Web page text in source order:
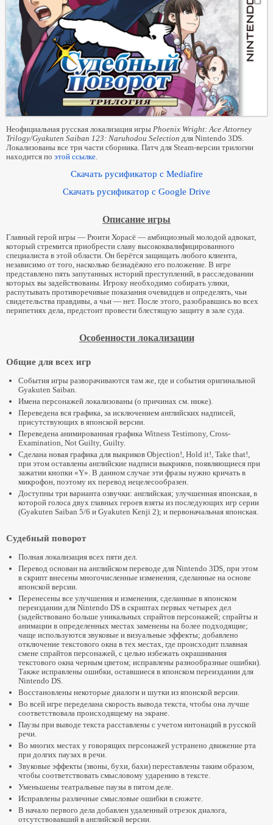
Ace Attorney 3
Проект перевода «Судебный поворот 3/Гякутэн Сайбан 3»
Локализация «Судебный поворот 3» (NDS)
Перевод «Гякутэн Сайбан 3» (NDS)
Прохождение «Судебный поворот 3/Гякутэн Сайбан 3»
Unused content in PW:AA — T&T
Ace Attorney 4
Проект перевода «Судебный поворот 4/Гякутэн Сайбан 4»
Локализация «Судебный поворот 4» (NDS)
Перевод «Гякутэн Сайбан 4» (NDS)
Локализация «Судебный поворот 4» (3DS)
Локализация «Судебный поворот 4» (Android)
Перевод «Гякутэн Сайбан 4» (Android)
Прохождение «Судебный поворот 4/Гякутэн Сайбан 4»
Ace Attorney Trilogy
«Судебный поворот: Трилогия/Гякутэн Сайбан 123» (Steam)
«Судебный поворот: Трилогия/Гякутэн Сайбан 123» (Switch)
Локализация «Судебный поворот: Трилогия» (3DS)
Перевод «Гякутэн Сайбан 123: Наруходо Селекшн» (3DS)
Ace Attorney Trilogy 2
«Судебный поворот: Вторая трилогия/Гякутэн Сайбан 456» (Steam)
Ace Attorney — прочее
AA Patch Tool
Моды для Ace Attorney (3DS)
Моды для Ace Attorney (Android)
Обзор графических улучшений в AAT (3DS)
Обзор графических улучшений в AA4 (3DS)
Ghost Trick
Проект перевода Ghost Trick
Перевод Ghost Trick (NDS)
Перевод Ghost Trick (Steam)
Перевод Ghost Trick (Switch)
Перевод Ghost Trick (PS4)
Прохождение Ghost Trick
Разбор имен в Ghost Trick
Сравнение игр
Сравнение Resident Evil
Сравнение Resident Evil 2
Сравнение Resident Evil 3: Nemesis
Сравнение Resident Evil Code: Veronica
Сравнение Silent Hill 2
Чиним старые игры
Civilization II: Test of Time
Благодарности
История изменений
Комментарии
Неофициальная русская локализация игры Phoenix Wright: Ace Attorney
Trilogy/Gyakuten Saiban 123: Naruhodou Selection для Nintendo 3DS.
Локализованы все три части сборника. Патч для Steam-версии трилогии
находится по этой ссылке
Скачать русификатор c Mediafire
Скачать русификатор c Google Drive
Описание игры
Главный герой игры — Рюити Хорасё — амбициозный молодой адвокат,
который стремится приобрести славу высококвалифицированного
специалиста в этой области. Он берётся защищать любого клиента,
независимо от того, насколько безнадёжно его положение. В игре
представлено пять запутанных историй преступлений, в расследовании
которых вы задействованы. Игроку необходимо собирать улики,
распутывать противоречивые показания очевидцев и определять, чьи
свидетельства правдивы, а чьи — нет. После этого, разобравшись во всех
перипетиях дела, предстоит провести блестящую защиту в зале суда.
Особенности локализации
Общие для всех игр
События игры разворачиваются там же, где и события оригинальной
Gyakuten Saiban.
Имена персонажей локализованы (о причинах см. ниже).
Переведена вся графика, за исключением английских надписей,
присутствующих в японской версии.
Переведена анимированная графика Witness Testimony, Cross-
Examination, Not Guilty, Guilty.
Сделана новая графика для выкриков Objection!, Hold it!, Take that!,
при этом оставлены английские надписи выкриков, появляющиеся при
зажатии кнопки «Y». В данном случае эти фразы нужно кричать в
микрофон, поэтому их перевод нецелесообразен.
Доступны три варианта озвучки: английская; улучшенная японская, в
которой голоса двух главных героев взяты из последующих игр серии
(Gyakuten Saiban 5/6 и Gyakuten Kenji 2); и первоначальная японская.
Судебный поворот
Полная локализация всех пяти дел.
Перевод основан на английском переводе для Nintendo 3DS, при этом
в скрипт внесены многочисленные изменения, сделанные на основе
японской версии.
Перенесены все улучшения и изменения, сделанные в японском
переиздании для Nintendo DS в скриптах первых четырех дел
(задействовано больше уникальных спрайтов персонажей; спрайты и
анимации в определенных местах заменены на более подходящие;
чаще используются звуковые и визуальные эффекты; добавлено
отключение текстового окна в тех местах, где происходит плавная
смене спрайтов персонажей, с целью избежать окрашивания
текстового окна черным цветом; исправлены разнообразные ошибки).
Также исправлены ошибки, оставшиеся в японском переиздании для
Nintendo DS.
Восстановлены некоторые диалоги и шутки из японской версии.
Во всей игре переделана скорость вывода текста, чтобы она лучше
соответствовала происходящему на экране.
Паузы при выводе текста расставлены с учетом интонаций в русской
речи.
Во многих местах у говорящих персонажей устранено движение рта
при долгих паузах в речи.
Звуковые эффекты (звоны, бухи, бахи) переставлены таким образом,
чтобы соответствовать смысловому ударению в тексте.
Уменьшены театральные паузы в пятом деле.
Исправлены различные смысловые ошибки в сюжете.
В начало первого дела добавлен удаленный отрезок диалога,
отсутствовавший в английской версии.